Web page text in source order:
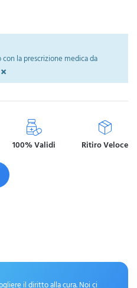
la prescrizione medica da
×
100% Validi Ritiro Veloce
il diritto alla cura. Noi ci